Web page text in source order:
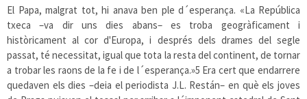
El Papa, malgrat tot, hi anava ben ple d´esperança. «La República
txeca –va dir uns dies abans– es troba geogràficament i
històricament al cor d'Europa, i després dels drames del segle
passat, té necessitat, igual que tota la resta del continent, de tornar
a trobar les raons de la fe i de l´esperança.»5 Era cert que endarrere
quedaven els dies –deia el periodista J.L. Restán– en què els joves